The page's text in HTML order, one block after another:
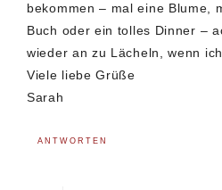
bekommen – mal eine Blume,
Buch oder ein tolles Dinner –
wieder an zu Lächeln, wenn
Viele liebe Grüße
Sarah
ANTWORTEN